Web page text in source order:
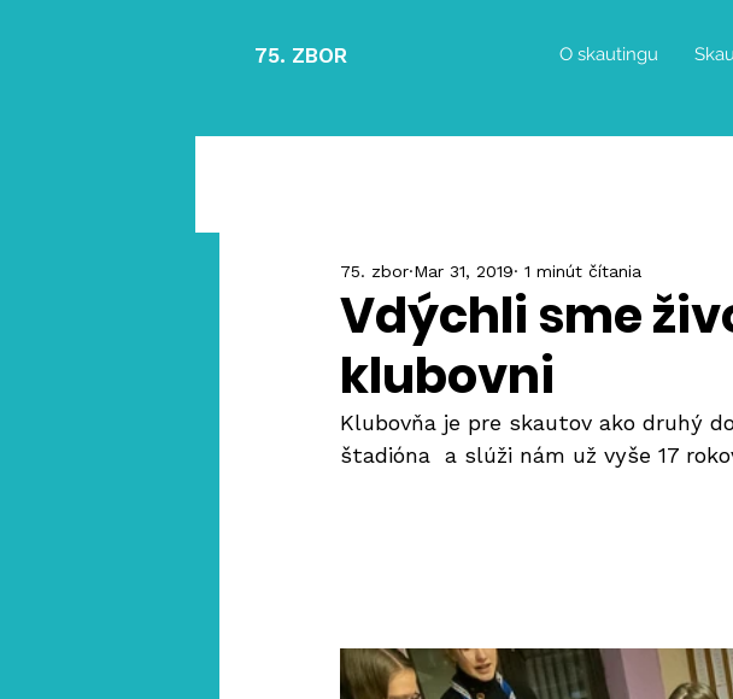
75. ZBOR O skautingu
Vdýchli sme
klubovni
75. zbor Mar 31, 2019 1 minút čítania
Klubovňa je pre skautov ako druhý
štadióna  a slúži nám už vyše 17